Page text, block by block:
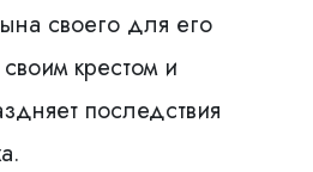
своего для его
крестом и
последствия